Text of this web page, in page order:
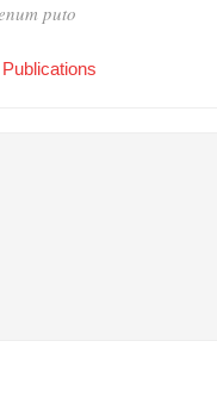
puto
Publications